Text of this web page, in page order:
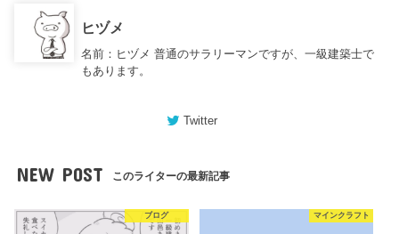
ヒヅメ
名前：ヒヅメ 普通のサラリーマンですが、一級建築士で
もあります。
Twitter
NEW POST このライターの最新記事
ブログ マインクラフト